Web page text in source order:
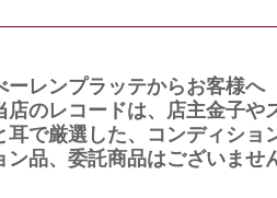
ーレンプラッテからお客様へ
店のレコードは、店主金子や
耳で厳選した、コンディシ
ン品、委託商品はございませ